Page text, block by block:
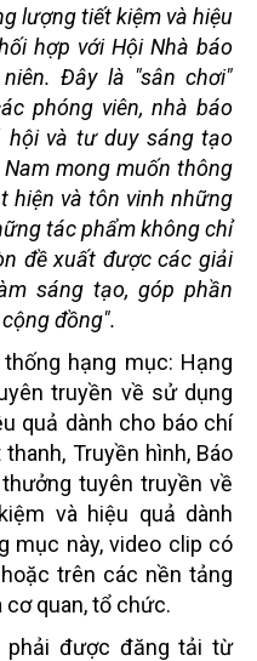
lượng tiết kiệm và hiệu
hợp với Hội Nhà báo
Đây là "sân chơi"
phóng viên, nhà báo
hội và tư duy sáng tạo
mong muốn thông
hiện và tôn vinh những
tác phẩm không chỉ
đề xuất được các giải
sáng tạo, góp phần
đồng".
hạng mục: Hạng
truyền về sử dụng
quả dành cho báo chí
Truyền hình, Báo
tuyên truyền về
và hiệu quả dành
mục này, video clip có
trên các nền tảng
quan, tổ chức.
phải được đăng tải từ